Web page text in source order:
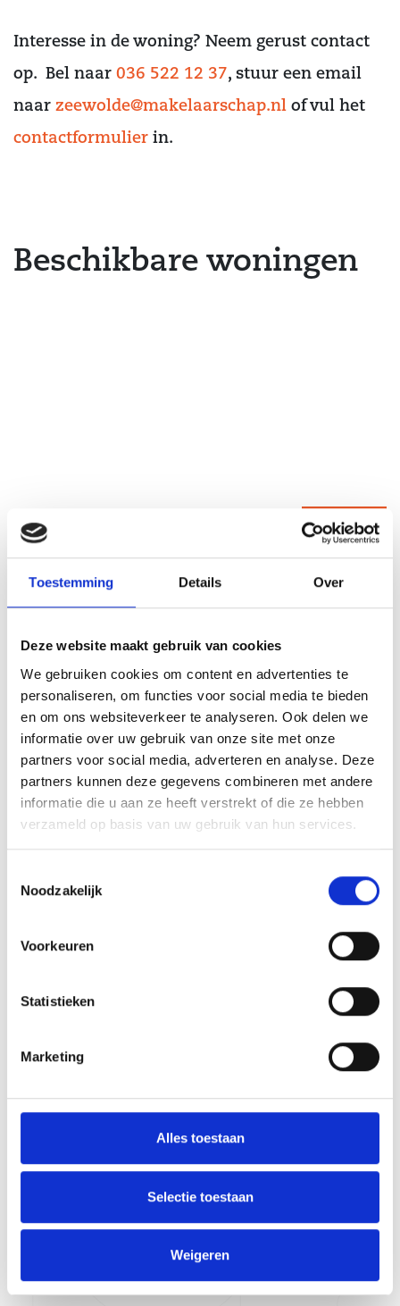
Toestemming Details Over
Deze website maakt gebruik van cookies
We gebruiken cookies om content en advertenties te
personaliseren, om functies voor social media te bieden
en om ons websiteverkeer te analyseren. Ook delen we
informatie over uw gebruik van onze site met onze
partners voor social media, adverteren en analyse. Deze
partners kunnen deze gegevens combineren met andere
informatie die u aan ze heeft verstrekt of die ze hebben
verzameld op basis van uw gebruik van hun services.
Noodzakelijk
Voorkeuren
Statistieken
Marketing
Alles toestaan
Selectie toestaan
Weigeren
Interesse in de woning? Neem gerust contact
op. Bel naar 036 522 12 37, stuur een email
naar zeewolde@makelaarschap.nl of vul het
contactformulier in.
Beschikbare woningen
Prospect
Cadetwoningen - Cadetwoningen 30
€ 317.500,-
Zeewolde
Meer over
ons weten?